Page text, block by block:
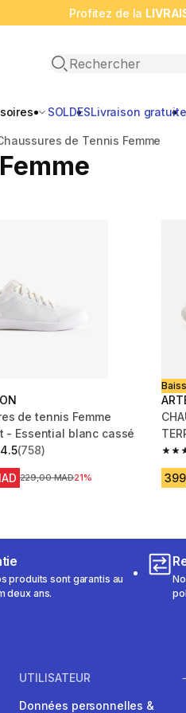
Profitez de la
Open search
SOLDESLivraison gratuite
de Tennis Femme
de tennis Femme
- Essential blanc cassé
4.5
5 stars from 758 reviews
(758)
Prix avant la réduction
229,00 MAD21%
4.7
produits sont garantis au
deux ans.
UTILISATEUR
Données personnelles &